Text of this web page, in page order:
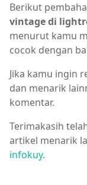
Berikut
vintage di
menurut kamu
cocok dengan
Jika kamu ingin
dan menarik
komentar.
Terimakasih
artikel menarik
infokuy.